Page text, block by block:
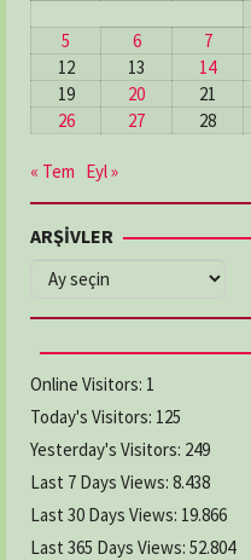
5
6 7
12
13 14
19
20 21
26
27 28
« Tem Eyl »
ARŞİVLER
ARŞİVLER
Online Visitors: 1
Today's Visitors: 125
Yesterday's Visitors: 249
Last 7 Days Views: 8.438
Last 30 Days Views: 19.866
Last 365 Days Views: 52.804